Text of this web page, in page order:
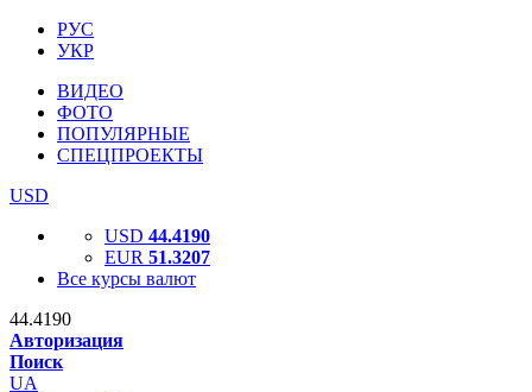
РУС
УКР
ВИДЕО
ФОТО
ПОПУЛЯРНЫЕ
СПЕЦПРОЕКТЫ
USD
USD 44.4190
EUR 51.3207
Все курсы валют
44.4190
Авторизация
Поиск
UA